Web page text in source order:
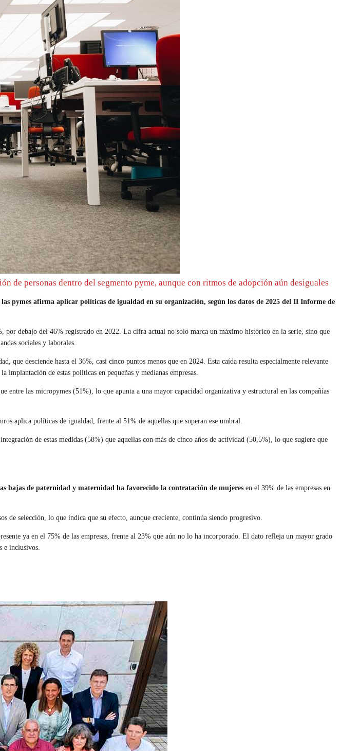
de personas dentro del segmento pyme, aunque con ritmos de adopción aún desiguales
pymes afirma aplicar políticas de igualdad en su organización, según los datos de 2025 del II Informe de
debajo del 46% registrado en 2022. La cifra actual no solo marca un máximo histórico en la serie, sino que
sociales y laborales.
desciende hasta el 36%, casi cinco puntos menos que en 2024. Esta caída resulta especialmente relevante
de estas políticas en pequeñas y medianas empresas.
las micropymes (51%), lo que apunta a una mayor capacidad organizativa y estructural en las compañías
aplica políticas de igualdad, frente al 51% de aquellas que superan ese umbral.
de estas medidas (58%) que aquellas con más de cinco años de actividad (50,5%), lo que sugiere que
bajas de paternidad y maternidad ha favorecido la contratación de mujeres en el 39% de las empresas en
de selección, lo que indica que su efecto, aunque creciente, continúa siendo progresivo.
ya en el 75% de las empresas, frente al 23% que aún no lo ha incorporado. El dato refleja un mayor grado
e inclusivos.